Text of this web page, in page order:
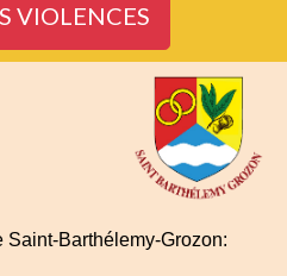
VIOLENCES
Barthélemy-Grozon: